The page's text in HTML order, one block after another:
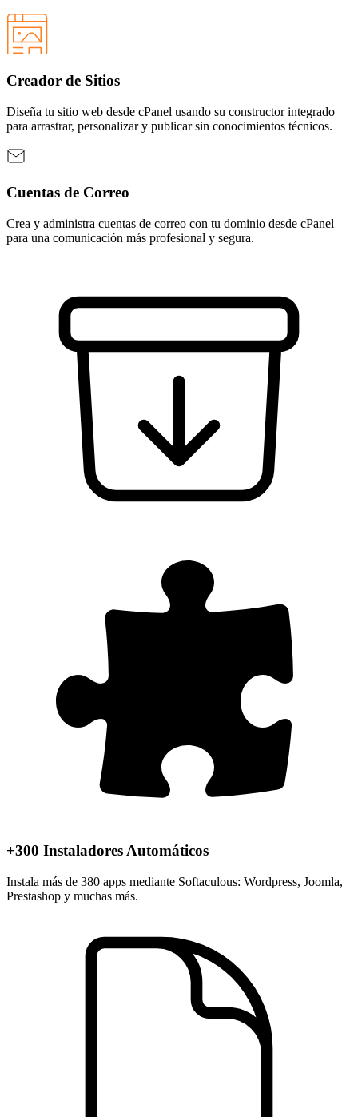
Creador de Sitios
Diseña tu sitio web desde cPanel usando su constructor integrado
para arrastrar, personalizar y publicar sin conocimientos técnicos.
Cuentas de Correo
Crea y administra cuentas de correo con tu dominio desde cPanel
para una comunicación más profesional y segura.
+300 Instaladores Automáticos
Instala más de 380 apps mediante Softaculous: Wordpress, Joomla,
Prestashop y muchas más.